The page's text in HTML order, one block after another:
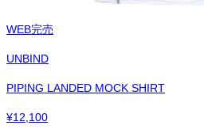
WEB完売
UNBIND
PIPING LANDED MOCK SHIRT
¥12,100